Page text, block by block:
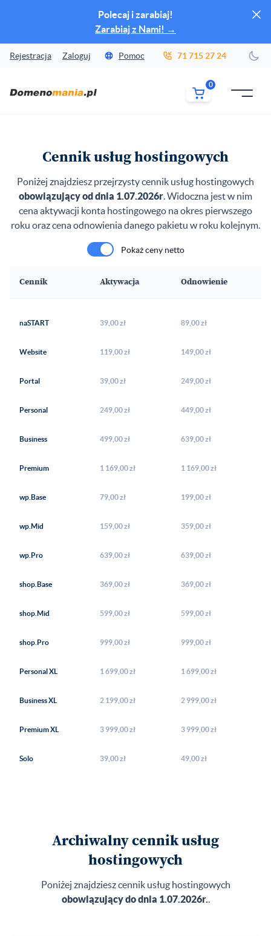
Polecaj i zarabiaj!
Zarabiaj z Nami! →
Rejestracja Zaloguj Pomoc 71 715 27 24
0
MENU
Cennik usług hostingowych
Poniżej znajdziesz przejrzysty cennik usług hostingowych
obowiązujący od dnia 1.07.2026r. Widoczna jest w nim
cena aktywacji konta hostingowego na okres pierwszego
roku oraz cena odnowienia danego pakietu w roku kolejnym.
Pokaż ceny netto
Cennik Aktywacja Odnowienie
naSTART 39,00 zł 89,00 zł
Website 119,00 zł 149,00 zł
Portal 39,00 zł 249,00 zł
Personal 249,00 zł 449,00 zł
Business 499,00 zł 639,00 zł
Premium 1 169,00 zł 1 169,00 zł
wp.Base 79,00 zł 199,00 zł
wp.Mid 159,00 zł 359,00 zł
wp.Pro 639,00 zł 639,00 zł
shop.Base 369,00 zł 369,00 zł
shop.Mid 599,00 zł 599,00 zł
shop.Pro 999,00 zł 999,00 zł
Personal XL 1 699,00 zł 1 699,00 zł
Business XL 2 199,00 zł 2 999,00 zł
Premium XL 3 999,00 zł 3 999,00 zł
Solo 39,00 zł 49,00 zł
Archiwalny cennik usług
hostingowych
Poniżej znajdziesz cennik usług hostingowych
obowiązujący do dnia 1.07.2026r..